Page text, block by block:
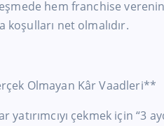
hem franchise
koşulları net olmalıdır.
Olmayan Kâr Vaadleri**
yatırımcıyı çekmek için “3